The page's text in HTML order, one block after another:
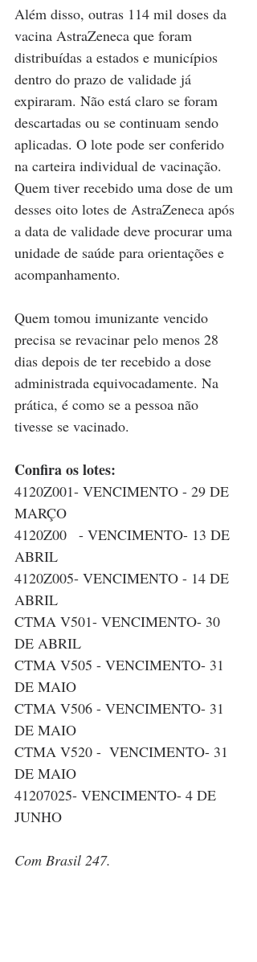
Além disso, outras 114 mil doses da
vacina AstraZeneca que foram
distribuídas a estados e municípios
dentro do prazo de validade já
expiraram. Não está claro se foram
descartadas ou se continuam sendo
aplicadas. O lote pode ser conferido
na carteira individual de vacinação.
Quem tiver recebido uma dose de um
desses oito lotes de AstraZeneca após
a data de validade deve procurar uma
unidade de saúde para orientações e
acompanhamento.
Quem tomou imunizante vencido
precisa se revacinar pelo menos 28
dias depois de ter recebido a dose
administrada equivocadamente. Na
prática, é como se a pessoa não
tivesse se vacinado.
Confira os lotes:
4120Z001- VENCIMENTO - 29 DE
MARÇO
4120Z00   - VENCIMENTO- 13 DE
ABRIL
4120Z005- VENCIMENTO - 14 DE
ABRIL
CTMA V501- VENCIMENTO- 30
DE ABRIL
CTMA V505 - VENCIMENTO- 31
DE MAIO
CTMA V506 - VENCIMENTO- 31
DE MAIO
CTMA V520 -  VENCIMENTO- 31
DE MAIO
41207025- VENCIMENTO- 4 DE
JUNHO
Com Brasil 247.